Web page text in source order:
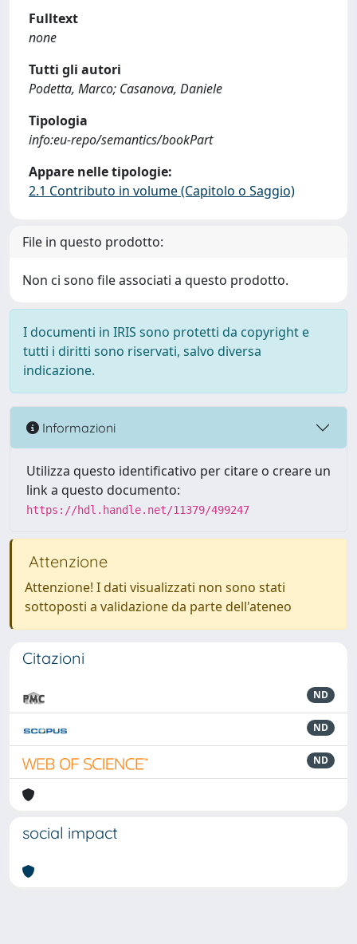
Fulltext
none
Tutti gli autori
Podetta, Marco; Casanova, Daniele
Tipologia
info:eu-repo/semantics/bookPart
Appare nelle tipologie:
2.1 Contributo in volume (Capitolo o Saggio)
File in questo prodotto:
Non ci sono file associati a questo prodotto.
I documenti in IRIS sono protetti da copyright e
tutti i diritti sono riservati, salvo diversa
indicazione.
Informazioni
Utilizza questo identificativo per citare o creare un
link a questo documento:
https://hdl.handle.net/11379/499247
Attenzione
Attenzione! I dati visualizzati non sono stati
sottoposti a validazione da parte dell'ateneo
Citazioni
ND
ND
ND
social impact